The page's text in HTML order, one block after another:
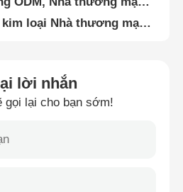
lời nhắn
gọi lại cho bạn sớm!